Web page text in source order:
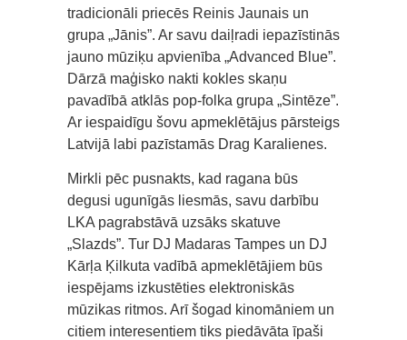
tradicionāli priecēs Reinis Jaunais un
grupa „Jānis”. Ar savu daiļradi iepazīstinās
jauno mūziķu apvienība „Advanced Blue”.
Dārzā maģisko nakti kokles skaņu
pavadībā atklās pop-folka grupa „Sintēze”.
Ar iespaidīgu šovu apmeklētājus pārsteigs
Latvijā labi pazīstamās Drag Karalienes.
Mirkli pēc pusnakts, kad ragana būs
degusi ugunīgās liesmās, savu darbību
LKA pagrabstāvā uzsāks skatuve
„Slazds”. Tur DJ Madaras Tampes un DJ
Kārļa Ķilkuta vadībā apmeklētājiem būs
iespējams izkustēties elektroniskās
mūzikas ritmos. Arī šogad kinomāniem un
citiem interesentiem tiks piedāvāta īpaši